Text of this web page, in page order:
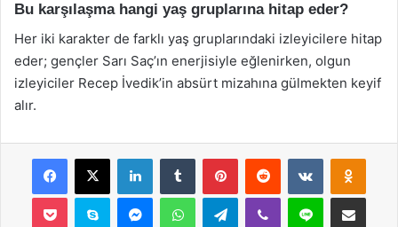
Bu karşılaşma hangi yaş gruplarına hitap eder?
Her iki karakter de farklı yaş gruplarındaki izleyicilere hitap
eder; gençler Sarı Saç’ın enerjisiyle eğlenirken, olgun
izleyiciler Recep İvedik’in absürt mizahına gülmekten keyif
alır.
Facebook
X LinkedInTumblr PinterestReddit VKontakte
Pocket Skype MessengerWhatsAppTelegramViber Line E-Posta ile